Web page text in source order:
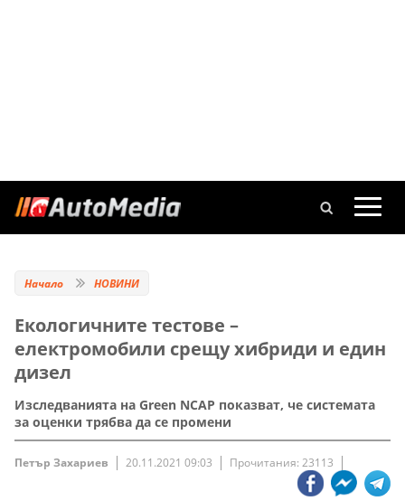
Начало НОВИНИ
Екологичните тестове –
електромобили срещу хибриди и един
дизел
Изследванията на Green NCAP показват, че системата
за оценки трябва да се промени
Петър Захариев 20.11.2021 09:03 Прочитания: 23113